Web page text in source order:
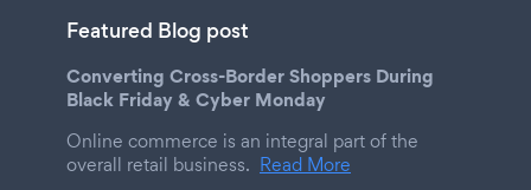
Featured Blog post
Converting Cross-Border Shoppers During
Black Friday & Cyber Monday
Online commerce is an integral part of the
overall retail business. Read More